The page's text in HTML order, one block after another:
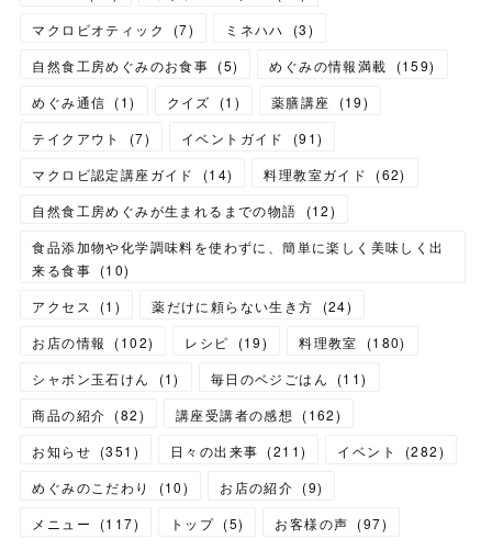
マクロビオティック
(7) ミネハハ (3)
自然食工房めぐみのお食事 (5) めぐみの情報満載 (159)
めぐみ通信 (1) クイズ (1 ) 薬膳講座 (19)
テイクアウト
(7) イベントガイド (91)
マクロビ認定講座ガイド
(14) 料理教室ガイド (62)
自然食工房めぐみが生まれるまでの物語
(12)
食品添加物や化学調味料を使わずに、簡単に楽しく美味しく出
来る食事 (10)
アクセス
(1 ) 薬だけに頼らない生き方 (24)
お店の情報
(102) レシピ (19) 料理教室 (180)
シャボン玉石けん
(1) 毎日のベジごはん (11)
商品の紹介 (82) 講座受講者の感想 (162)
お知らせ (351 ) 日々の出来事 (211) イベント (282)
めぐみのこだわり
(10) お店の紹介 (9)
メニュー
(117) トップ (5) お客様の声 (97)